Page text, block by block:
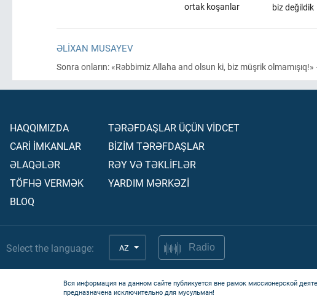
biz değildik
ortak koşanlar
ƏLIXAN MUSAYEV
Sonra onların: «Rəbbimiz Allaha and olsun ki, biz müşrik
HAQQIMIZDA
CARİ İMKANLAR
ƏLAQƏLƏR
TÖFHƏ VERMƏK
BLOQ
TƏRƏFDAŞLAR ÜÇÜN VİDCET
BİZİM TƏRƏFDAŞLAR
RƏY VƏ TƏKLİFLƏR
YARDIM MƏRKƏZİ
Select the language: AZ Radio
Вся информация на данном сайте публикуется вне рамок миссионерской
предназначена исключительно для мусульман!